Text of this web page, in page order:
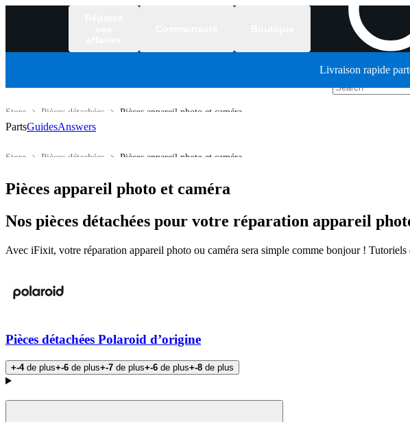
Livraison rapide
Pièces appareil photo et caméra
Pièces détachées
Store
PartsGuidesAnswers
Pièces appareil photo et caméra
Pièces détachées
Store
Pièces appareil photo et caméra
Nos pièces détachées pour votre réparation appareil
Avec iFixit, votre réparation appareil photo ou caméra sera simple comme bonjour !
Pièces détachées Polaroid d’origine
+-4de plus+-6 de plus+-7 de plus+-6 de plus+-8 de plus
Products